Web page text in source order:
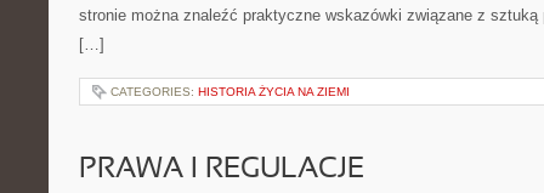
stronie można znaleźć praktyczne wskazówki związane z sztuką
[…]
CATEGORIES: HISTORIA ŻYCIA NA ZIEMI
PRAWA I REGULACJE